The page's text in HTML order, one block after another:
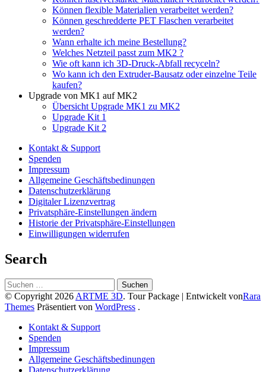
Können flexible Materialien verarbeitet werden?
Können geschredderte PET Flaschen verarbeitet
werden?
Wann erhalte ich meine Bestellung?
Welches Netzteil passt zum MK2 ?
Wie oft kann ich 3D-Druck-Abfall recyceln?
Wo kann ich den Extruder-Bausatz oder einzelne Teile
kaufen?
Upgrade von MK1 auf MK2
Übersicht Upgrade MK1 zu MK2
Upgrade Kit 1
Upgrade Kit 2
Kontakt & Support
Spenden
Impressum
Allgemeine Geschäftsbedinungen
Datenschutzerklärung
Digitaler Lizenzvertrag
Privatsphäre-Einstellungen ändern
Historie der Privatsphäre-Einstellungen
Einwilligungen widerrufen
Search
Suchen
nach:
© Copyright 2026ARTME 3D. Tour Package | Entwickelt vonRara
Themes Präsentiert von WordPress .
Kontakt & Support
Spenden
Impressum
Allgemeine Geschäftsbedinungen